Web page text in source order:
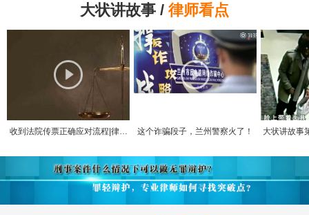
大状讲故事 / 律师看点
法院传票正确应对流程|律师
这个诈骗段子，兰州警察火了！
大状讲故事第五